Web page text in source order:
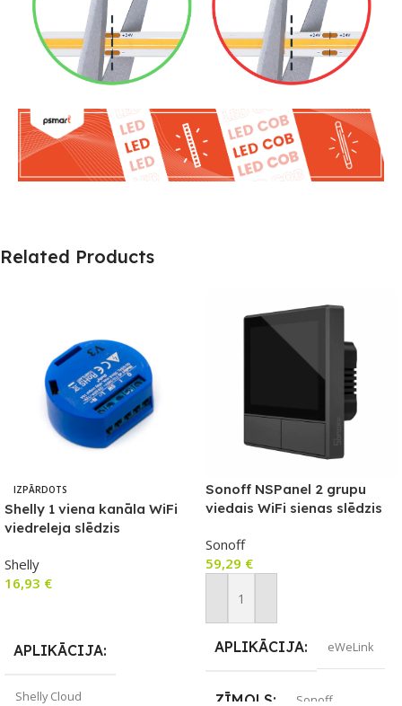
Related Products
IZPĀRDOTS
Shelly 1 viena kanāla WiFi
viedreleja slēdzis
Shelly
16,93 €
APLIKĀCIJA
Shelly Cloud
Sonoff NSPanel 2 grupu
viedais WiFi sienas slēdzis
viedās ainas slēdža funkciju
Sonoff
59,29 €
Pievienot Grozam
APLIKĀCIJA eWeLink
ZĪMOLS Sonoff